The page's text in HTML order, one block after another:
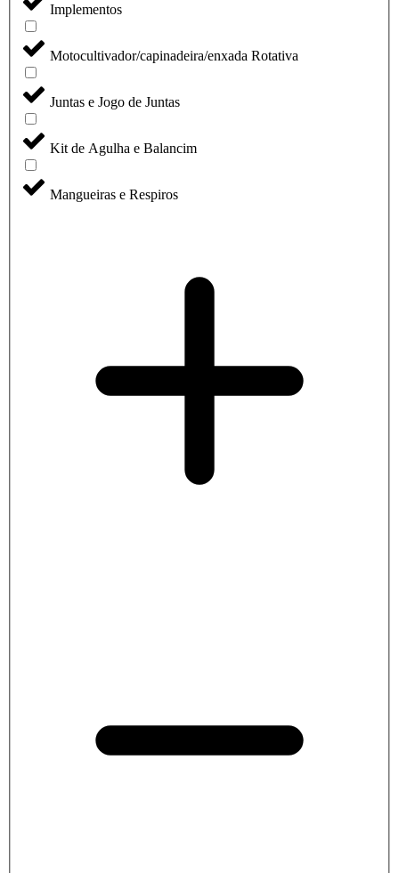
Implementos
Motocultivador/capinadeira/enxada Rotativa
Juntas e Jogo de Juntas
Kit de Agulha e Balancim
Mangueiras e Respiros